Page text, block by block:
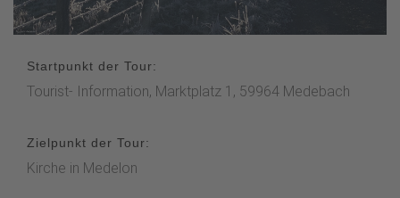
Startpunkt der Tour:
Tourist- Information, Marktplatz 1, 59964 Medebach
Zielpunkt der Tour:
Kirche in Medelon